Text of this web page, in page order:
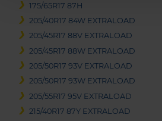
175/65R17 87H
205/40R17 84W EXTRALOAD
205/45R17 88V EXTRALOAD
205/45R17 88W EXTRALOAD
205/50R17 93V EXTRALOAD
205/50R17 93W EXTRALOAD
205/55R17 95V EXTRALOAD
215/40R17 87Y EXTRALOAD